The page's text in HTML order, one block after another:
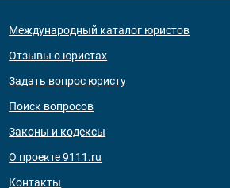
Международный каталог юристов
Отзывы о юристах
Задать вопрос юристу
Поиск вопросов
Законы и кодексы
О проекте 9111.ru
Контакты